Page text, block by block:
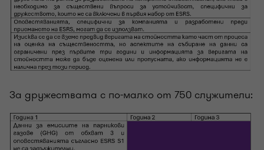
За дружествата с по-малко от 750 служители: